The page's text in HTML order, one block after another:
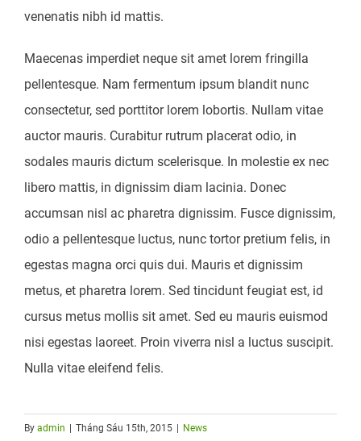
venenatis nibh id mattis.
Maecenas imperdiet neque sit amet lorem fringilla
pellentesque. Nam fermentum ipsum blandit nunc
consectetur, sed porttitor lorem lobortis. Nullam vitae
auctor mauris. Curabitur rutrum placerat odio, in
sodales mauris dictum scelerisque. In molestie ex nec
libero mattis, in dignissim diam lacinia. Donec
accumsan nisl ac pharetra dignissim. Fusce dignissim,
odio a pellentesque luctus, nunc tortor pretium felis, in
egestas magna orci quis dui. Mauris et dignissim
metus, et pharetra lorem. Sed tincidunt feugiat est, id
cursus metus mollis sit amet. Sed eu mauris euismod
nisi egestas laoreet. Proin viverra nisl a luctus suscipit.
Nulla vitae eleifend felis.
By admin Tháng Sáu 15th, 2015 News